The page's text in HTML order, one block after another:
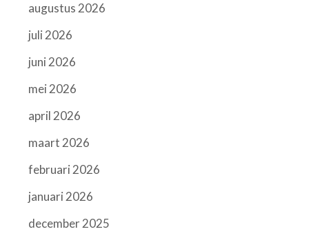
augustus 2026
juli 2026
juni 2026
mei 2026
april 2026
maart 2026
februari 2026
januari 2026
december 2025